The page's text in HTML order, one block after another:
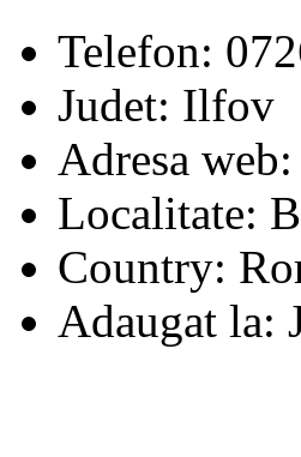
Telefon:
Judet: Ilfov
Adresa web:
Localitate:
Country:
Adaugat la: